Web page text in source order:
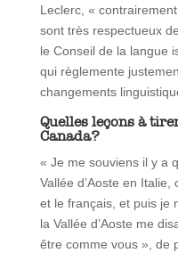
Leclerc, «
sont très respectueux
le Conseil de la langue
qui règlemente
changements
Quelles leçons à
Canada?
« Je me souviens il y a
Vallée d’Aoste en Italie,
et le français, et puis je
la Vallée d’Aoste me
être comme vous », de